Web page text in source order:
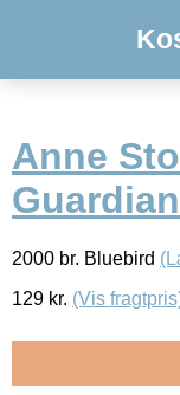
Anne
Guardian
2000 br. Bluebird
129 kr. (Vis